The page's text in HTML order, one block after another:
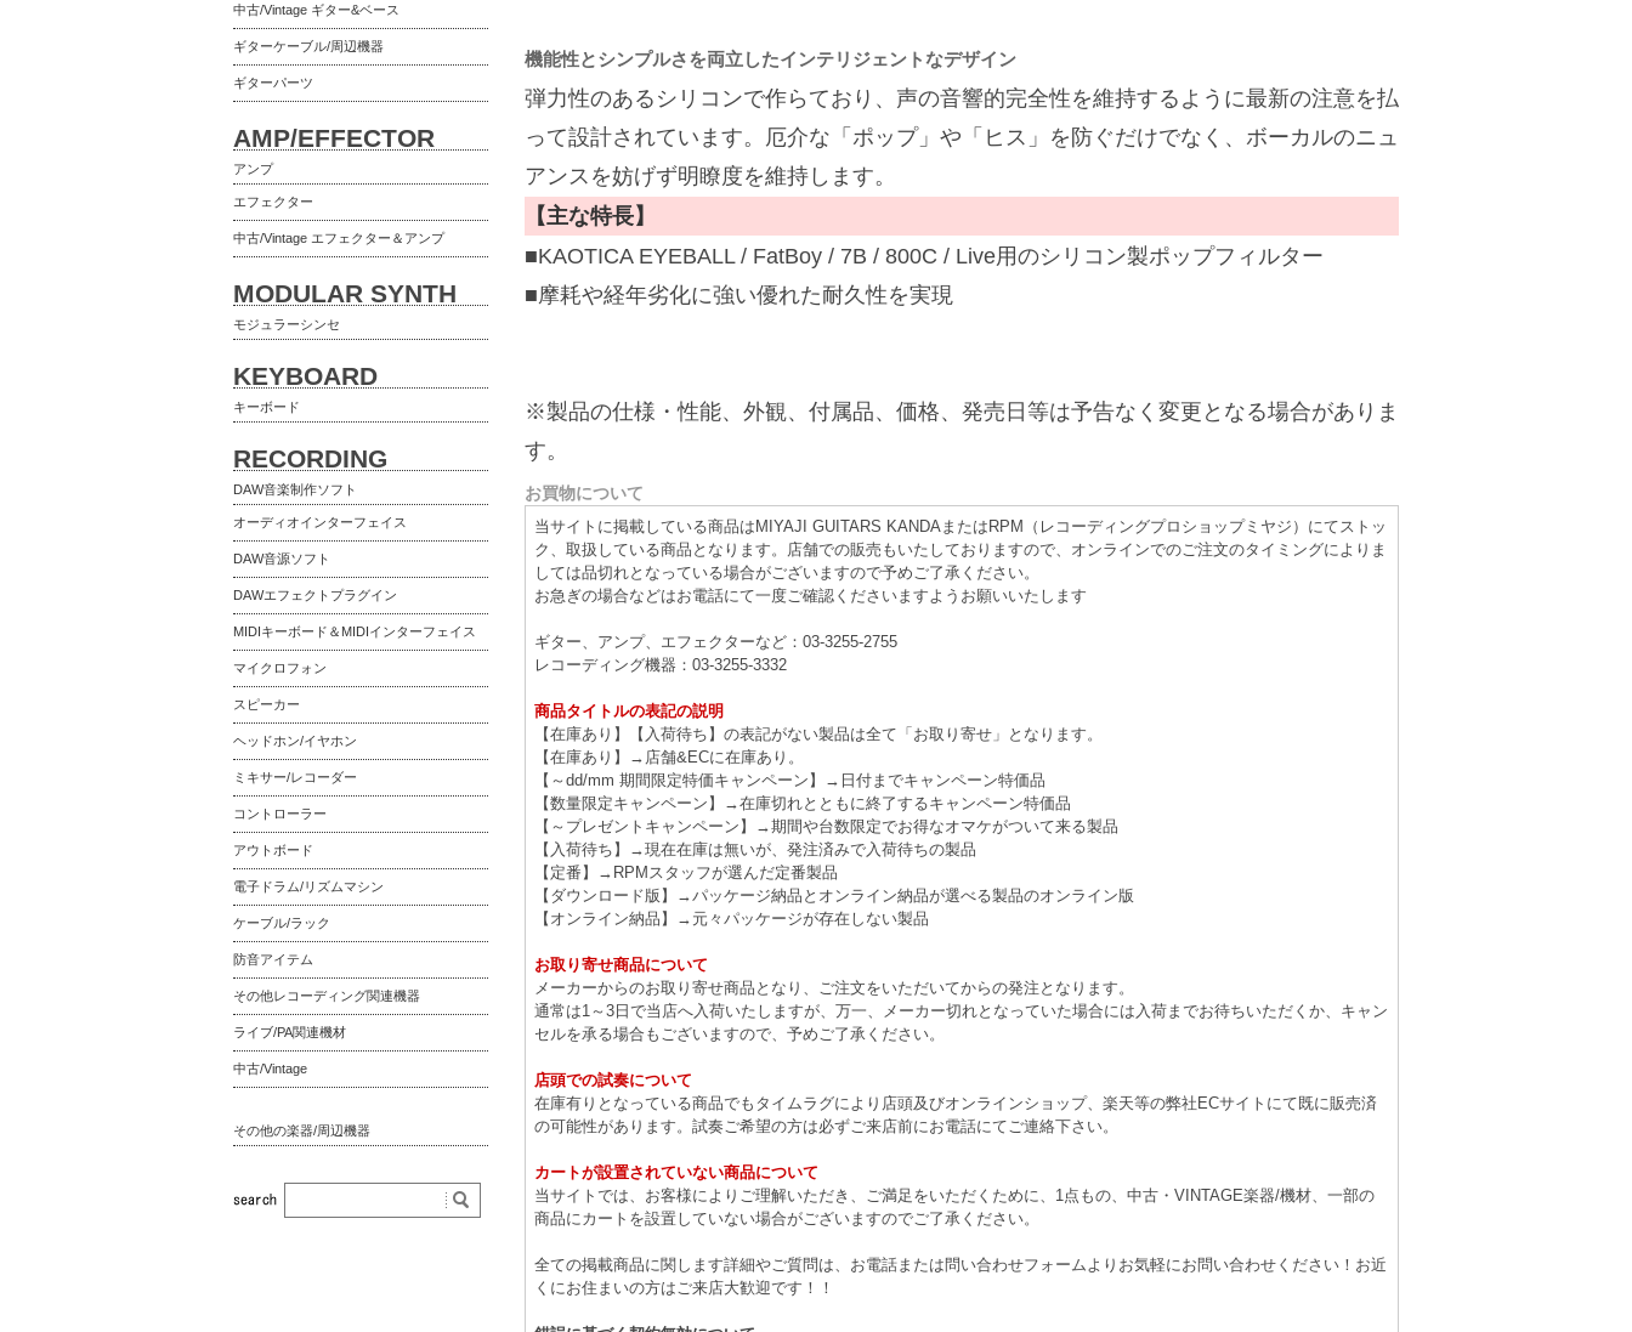
機能性とシンプルさを両立したインテリジェントなデザイン
弾力性のあるシリコンで作らており、声の音響的完全性を維持するように最新の注意を払
って設計されています。厄介な「ポップ」や「ヒス」を防ぐだけでなく、ボーカルのニュ
アンスを妨げず明瞭度を維持します。
【主な特長】
■KAOTICA EYEBALL / FatBoy / 7B / 800C / Live用のシリコン製ポップフィルター
■摩耗や経年劣化に強い優れた耐久性を実現
※製品の仕様・性能、外観、付属品、価格、発売日等は予告なく変更となる場合がありま
す。
お買物について
当サイトに掲載している商品はMIYAJI GUITARS KANDAまたはRPM（レコーディングプロショップミヤジ）にてストッ
ク、取扱している商品となります。店舗での販売もいたしておりますので、オンラインでのご注文のタイミングによりま
しては品切れとなっている場合がございますので予めご了承ください。
お急ぎの場合などはお電話にて一度ご確認くださいますようお願いいたします
ギター、アンプ、エフェクターなど：03-3255-2755
レコーディング機器：03-3255-3332
商品タイトルの表記の説明
【在庫あり】【入荷待ち】の表記がない製品は全て「お取り寄せ」となります。
【在庫あり】→店舗&ECに在庫あり。
【～dd/mm 期間限定特価キャンペーン】→日付までキャンペーン特価品
【数量限定キャンペーン】→在庫切れとともに終了するキャンペーン特価品
【～プレゼントキャンペーン】→期間や台数限定でお得なオマケがついて来る製品
【入荷待ち】→現在在庫は無いが、発注済みで入荷待ちの製品
【定番】→RPMスタッフが選んだ定番製品
【ダウンロード版】→パッケージ納品とオンライン納品が選べる製品のオンライン版
【オンライン納品】→元々パッケージが存在しない製品
お取り寄せ商品について
メーカーからのお取り寄せ商品となり、ご注文をいただいてからの発注となります。
通常は1～3日で当店へ入荷いたしますが、万一、メーカー切れとなっていた場合には入荷までお待ちいただくか、キャン
セルを承る場合もございますので、予めご了承ください。
店頭での試奏について
在庫有りとなっている商品でもタイムラグにより店頭及びオンラインショップ、楽天等の弊社ECサイトにて既に販売済
の可能性があります。試奏ご希望の方は必ずご来店前にお電話にてご連絡下さい。
カートが設置されていない商品について
当サイトでは、お客様によりご理解いただき、ご満足をいただくために、1点もの、中古・VINTAGE楽器/機材、一部の
商品にカートを設置していない場合がございますのでご了承ください。
全ての掲載商品に関します詳細やご質問は、お電話または問い合わせフォームよりお気軽にお問い合わせください！お近
くにお住まいの方はご来店大歓迎です！！
中古/Vintage ギター&ベース
ギターケーブル/周辺機器
ギターパーツ
AMP/EFFECTOR
アンプ
エフェクター
中古/Vintage エフェクター＆アンプ
MODULAR SYNTH
モジュラーシンセ
KEYBOARD
キーボード
RECORDING
DAW音楽制作ソフト
オーディオインターフェイス
DAW音源ソフト
DAWエフェクトプラグイン
MIDIキーボード＆MIDIインターフェイス
マイクロフォン
スピーカー
ヘッドホン/イヤホン
ミキサー/レコーダー
コントローラー
アウトボード
電子ドラム/リズムマシン
ケーブル/ラック
防音アイテム
その他レコーディング関連機器
ライブ/PA関連機材
中古/Vintage
その他の楽器/周辺機器